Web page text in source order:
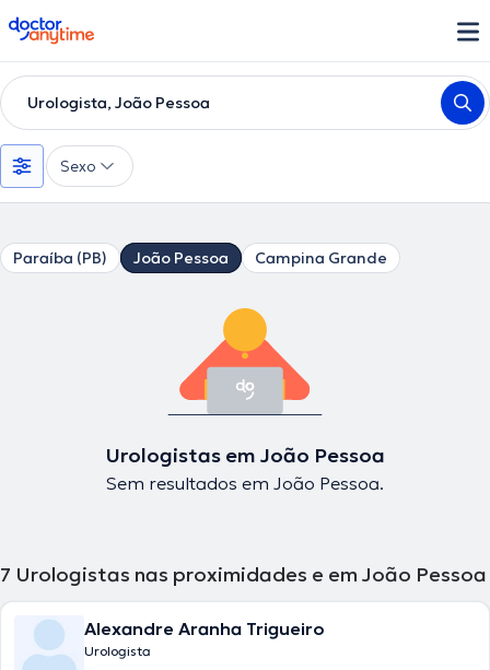
doctoranytime
Urologista, João Pessoa
Sexo
Paraíba (PB) João Pessoa Campina Grande
Urologistas em João Pessoa
Sem resultados em João Pessoa.
7 Urologistas nas proximidades e em João Pessoa
Alexandre Aranha Trigueiro
Urologista